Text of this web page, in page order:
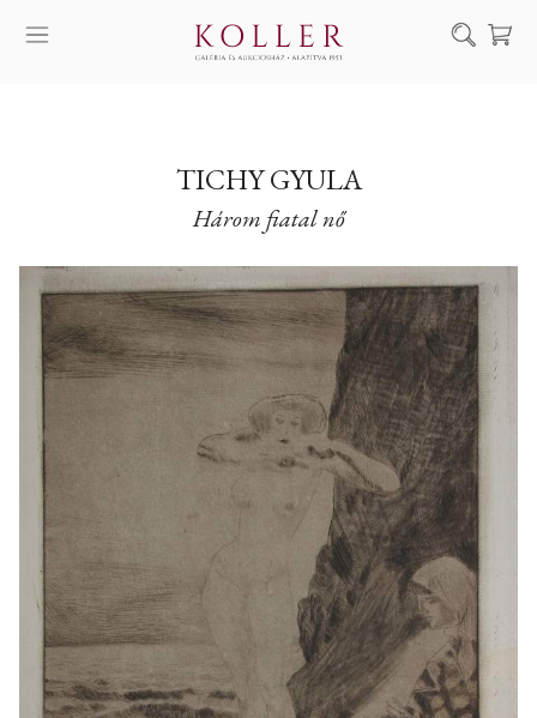
MŰVÉSZEINK
ALKOTÁSOK
AUKCIÓ
KIÁLLÍTÁSAINK
RÓLUNK
EN
DE
Keresés
TICHY GYULA
Három fiatal nő